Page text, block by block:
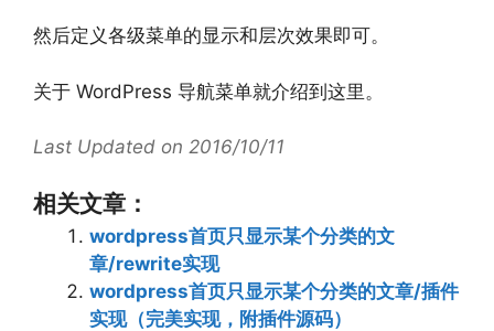
然后定义各级菜单的显示和层次效果即可。
关于 WordPress 导航菜单就介绍到这里。
Last Updated on 2016/10/11
相关文章：
wordpress首页只显示某个分类的文
章/rewrite实现
wordpress首页只显示某个分类的文章/插件
实现（完美实现，附插件源码）